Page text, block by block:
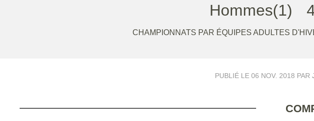
Hommes(1)
CHAMPIONNATS PAR ÉQUIPES ADULTES
PUBLIÉ LE 06 NOV. 2018 PAR